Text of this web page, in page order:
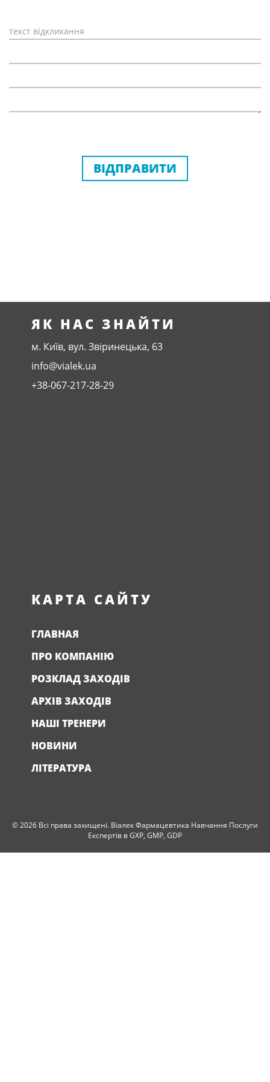
ВІДПРАВИТИ
ЯК НАС ЗНАЙТИ
м. Київ, вул. Звіринецька, 63
info@vialek.ua
+38-067-217-28-29
КАРТА САЙТУ
ГЛАВНАЯ
ПРО КОМПАНІЮ
РОЗКЛАД ЗАХОДІВ
АРХІВ ЗАХОДІВ
НАШІ ТРЕНЕРИ
НОВИНИ
ЛІТЕРАТУРА
© 2026 Всі права захищені. Віалек Фармацевтика Навчання Послуги
Експертів в GXP, GMP, GDP